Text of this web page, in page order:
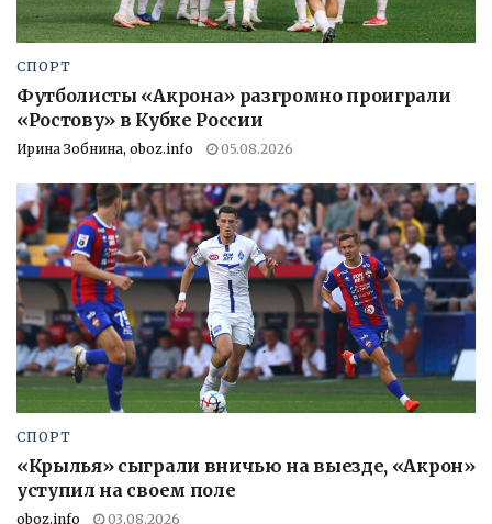
СПОРТ
Футболисты «Акрона» разгромно проиграли
«Ростову» в Кубке России
Ирина Зобнина, oboz.info 05.08.2026
СПОРТ
«Крылья» сыграли вничью на выезде, «Акрон»
уступил на своем поле
oboz.info 03.08.2026